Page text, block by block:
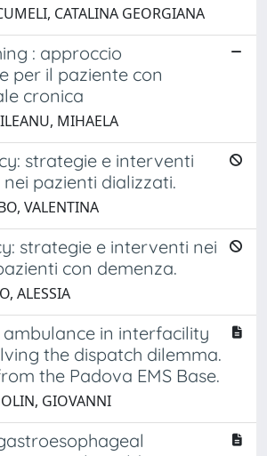
CATALINA GEORGIANA
: approccio
per il paziente con
cronica
MIHAELA
strategie e interventi
pazienti dializzati.
VALENTINA
strategie e interventi nei
con demenza.
ALESSIA
in interfacility
the dispatch dilemma.
the Padova EMS Base.
GIOVANNI